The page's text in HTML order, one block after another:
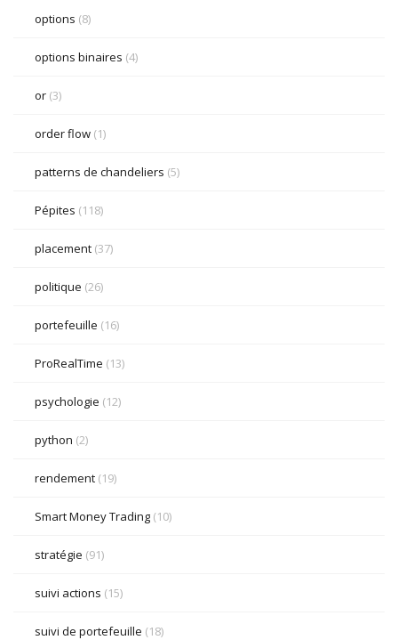
options (8)
options binaires (4)
or (3)
order flow (1)
patterns de chandeliers (5)
Pépites (118)
placement (37)
politique (26)
portefeuille (16)
ProRealTime (13)
psychologie (12)
python (2)
rendement (19)
Smart Money Trading (10)
stratégie (91)
suivi actions (15)
suivi de portefeuille (18)